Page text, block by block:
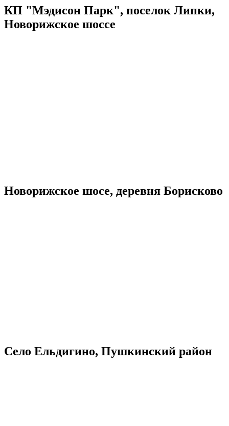
КП "Мэдисон Парк", поселок Липки,
Новорижское шоссе
Новорижское шосе, деревня Борисково
Село Ельдигино, Пушкинский район